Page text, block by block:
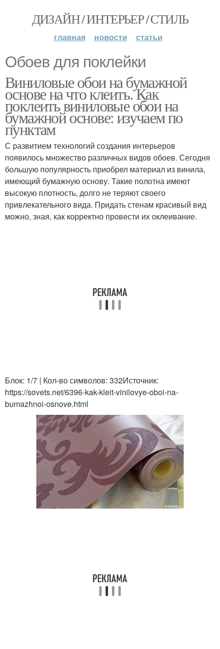
ДИЗАЙН / ИНТЕРЬЕР / СТИЛЬ
главная новости статьи
Обоев для поклейки
Виниловые обои на бумажной
основе на что клеить. Как
поклеить виниловые обои на
бумажной основе: изучаем по
пунктам
С развитием технологий создания интерьеров
появилось множество различных видов обоев. Сегодня
большую популярность приобрел материал из винила,
имеющий бумажную основу. Такие полотна имеют
высокую плотность, долго не теряют своего
привлекательного вида. Придать стенам красивый вид
можно, зная, как корректно провести их оклеивание.
Блок: 1/7 | Кол-во символов: 332Источник:
https://sovets.net/6396-kak-kleit-vinilovye-oboi-na-
bumazhnoi-osnove.html